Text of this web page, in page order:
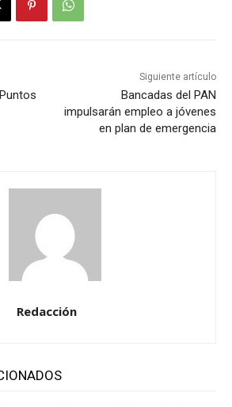
Siguiente artículo
Bancadas del PAN
impulsarán empleo a jóvenes
en plan de emergencia
Redacción